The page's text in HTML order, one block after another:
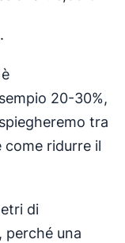
20-30%,
tra
come ridurre il
di
perché una